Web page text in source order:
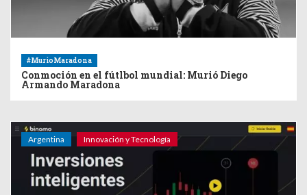
#MurioMaradona
Conmoción en el fútlbol mundial: Murió Diego
Armando Maradona
Argentina Innovación y Tecnología